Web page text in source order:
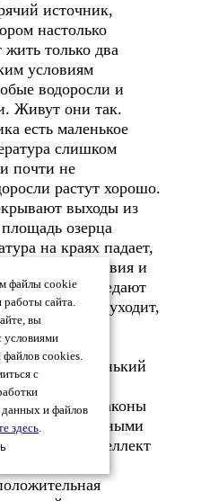
источник,
настолько
только два
условиям
водоросли и
Живут они так.
есть маленькое
слишком
почти не
растут хорошо.
выходы из
озерца
на краях падает,
условия и
Съедают
вода уходит,
и процесс
маленький
даёт
нам и законы
с обратными
если наш интеллект
файлы cookie
работы сайта.
вы
условиями
файлов cookies.
с
и файлов
здесь.